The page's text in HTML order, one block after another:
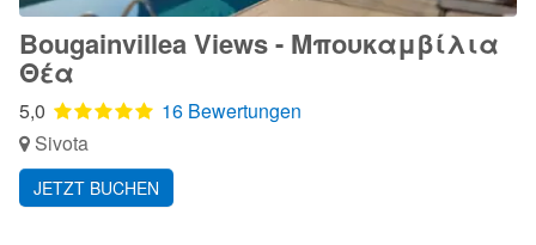
Bougainvillea Views - Μπουκαμβίλια
Θέα
5,0
16 Bewertungen
Sivota
JETZT BUCHEN